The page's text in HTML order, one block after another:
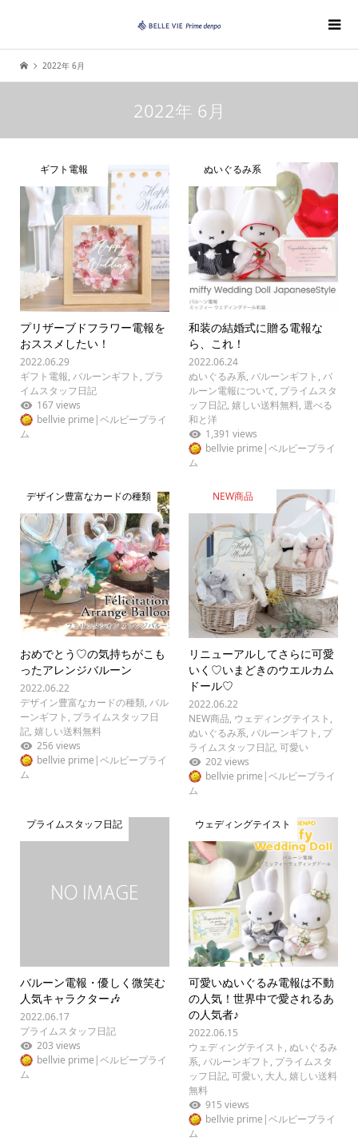
2022年 6月
2022年 6月
ギフト電報
プリザーブドフラワー電報を
おススメしたい！
2022.06.29
ギフト電報, バルーンギフト , プラ
イムスタッフ日記
167 views
bellvie prime|ベルビープライ
ム
ぬいぐるみ系
和装の結婚式に贈る電報な
ら、これ！
2022.06.24
ぬいぐるみ系,バルーンギフト ,バ
ルーン電報について, プライムスタ
ッフ日記,嬉しい送料無料, 選べる
和と洋
1,391 views
bellvie prime|ベルビープライ
ム
デザイン豊富なカードの種類
おめでとう♡の気持ちがこも
ったアレンジバルーン
2022.06.22
デザイン豊富なカードの種類, バル
ーンギフト , プライムスタッフ日
記, 嬉しい送料無料
256 views
bellvie prime|ベルビープライ
ム
NEW商品
リニューアルしてさらに可愛
いく♡いまどきのウエルカム
ドール♡
2022.06.22
NEW商品, ウェディングテイスト ,
ぬいぐるみ系,バルーンギフト , プ
ライムスタッフ日記,可愛い
202 views
bellvie prime|ベルビープライ
ム
プライムスタッフ日記
バルーン電報・優しく微笑む
人気キャラクター🎶
2022.06.17
プライムスタッフ日記
203 views
bellvie prime|ベルビープライ
ム
ウェディングテイスト
可愛いぬいぐるみ電報は不動
の人気！世界中で愛されるあ
の人気者♪
2022.06.15
ウェディングテイスト ,ぬいぐるみ
系,バルーンギフト , プライムスタ
ッフ日記,可愛い, 大人,嬉しい送料
無料
915 views
bellvie prime|ベルビープライ
ム